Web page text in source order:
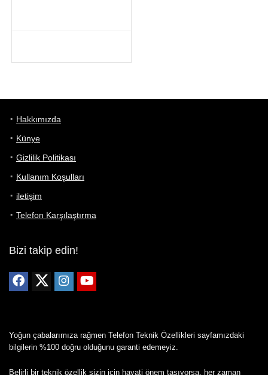
Hakkımızda
Künye
Gizlilik Politikası
Kullanım Koşulları
iletişim
Telefon Karşılaştırma
Bizi takip edin!
Yoğun çabalarımıza rağmen Telefon Teknik Özellikleri sayfamızdaki
bilgilerin %100 doğru olduğunu garanti edemeyiz.
Belirli bir teknik özellik sizin için hayati önem taşıyorsa, her zaman